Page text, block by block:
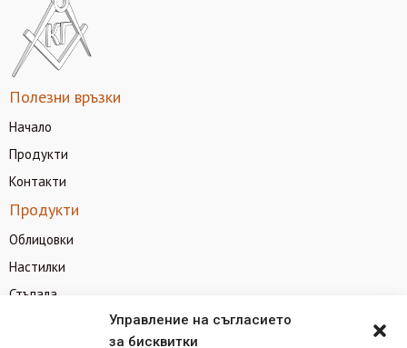
Управление на съгласието
за бисквитки
Полезни връзки
Начало
Продукти
Контакти
Продукти
Облицовки
Настилки
Стъпала